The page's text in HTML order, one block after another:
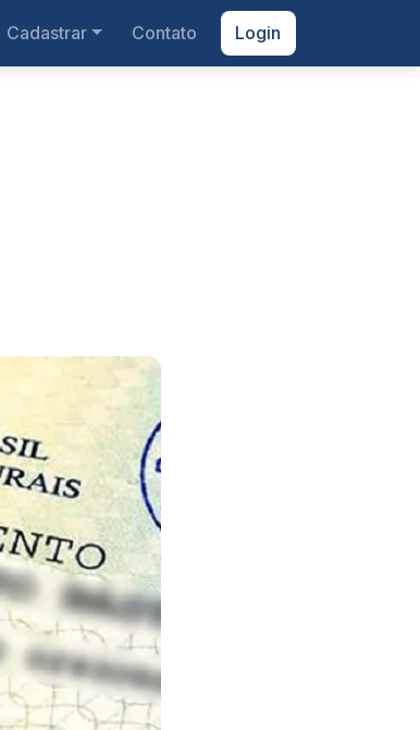
Cadastrar Contato Login